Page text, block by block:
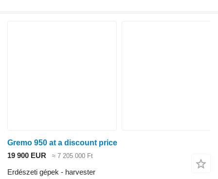
Gremo 950 at a discount price
19 900 EUR
≈ 7 205 000 Ft
Erdészeti gépek - harvester